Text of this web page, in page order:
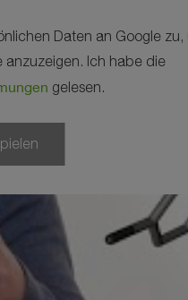
Daten an Google zu,
anzuzeigen. Ich habe die
gelesen.